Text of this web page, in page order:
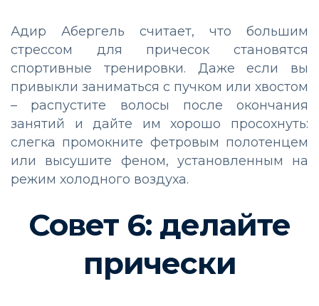
Адир Абергель считает, что большим
стрессом для причесок становятся
спортивные тренировки. Даже если вы
привыкли заниматься с пучком или хвостом
– распустите волосы после окончания
занятий и дайте им хорошо просохнуть:
слегка промокните фетровым полотенцем
или высушите феном, установленным на
режим холодного воздуха.
Совет 6: делайте
прически